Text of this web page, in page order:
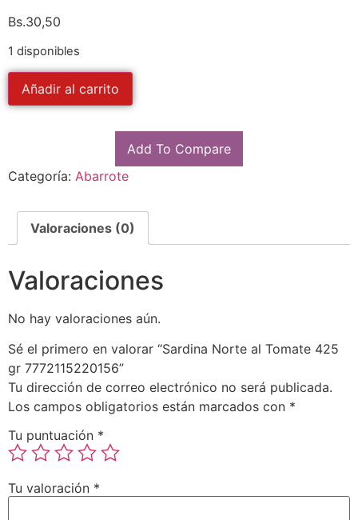
Bs.30,50
1 disponibles
Añadir al carrito
Add To Compare
Categoría: Abarrote
Valoraciones (0)
Valoraciones
No hay valoraciones aún.
Sé el primero en valorar “Sardina Norte al Tomate 425
gr 7772115220156”
Tu dirección de correo electrónico no será publicada.
Los campos obligatorios están marcados con *
Tu puntuación *
Tu valoración *